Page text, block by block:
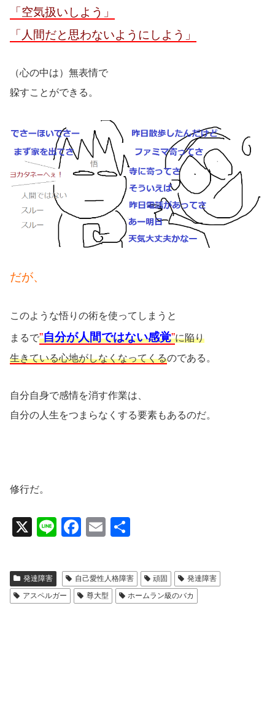
「空気扱いしよう」
「人間だと思わないようにしよう」
（心の中は）無表情で
躱すことができる。
だが、
このような悟りの術を使ってしまうと
まるで”自分が人間ではない感覚”に陥り
生きている心地がしなくなってくるのである。
自分自身で感情を消す作業は、
自分の人生をつまらなくする要素もあるのだ。
修行だ。
X
Li
e
F
c
e
b
E
ail
発達障害 自己愛性人格障害 頑固
発達障害
アスペルガー
尊大型 ホームラン級のバカ